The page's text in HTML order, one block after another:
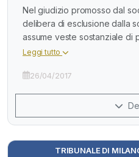
Nel giudizio promosso dal
delibera di esclusione dalla
assume veste sostanziale di
Leggi tutto
26/04/2017
TRIBUNALE DI